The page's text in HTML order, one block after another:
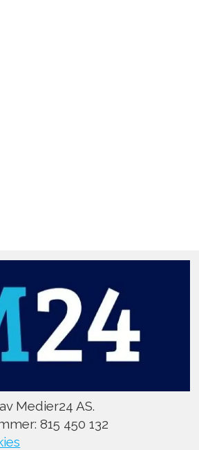
Medier24 AS.
815 450 132